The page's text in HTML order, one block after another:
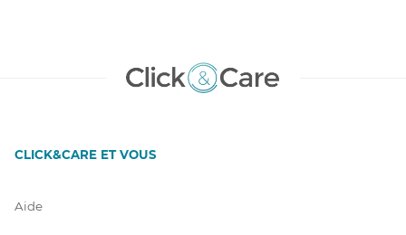
CLICK&CARE ET VOUS
Aide